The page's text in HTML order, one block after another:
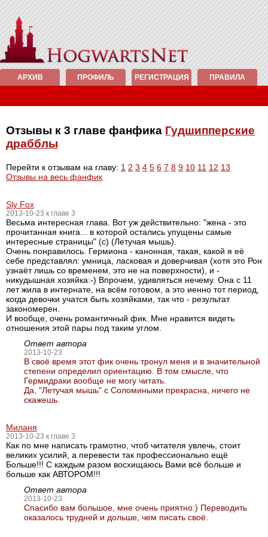
АРХИВ ПРОФИЛЬ РЕГИСТРАЦИЯ ПРАВИЛА
Отзывы к 3 главе фанфика Гудшипперские
драбблы
Перейти к отзывам на главу: 1 2 3 4 5 6 7 8 9 10 11 12 13
Отзывы на весь фанфик
Sly Fox
2013-10-23 к главе 3
Весьма интересная глава. Вот уж действительно: "жена - это
прочитанная книга... в которой остались упущены самые
интересные страницы" (с) (Летучая мышь).
Очень понравилось. Гермиона - канонная, такая, какой я её
себе представлял: умница, ласковая и доверчивая (хотя это Рон
узнаёт лишь со временем, это не на поверхности), и -
никудышная хозяйка:-) Впрочем, удивляться нечему. Она с 11
лет жила в интернате, на всём готовом, а это иенно тот период,
когда девочки учатся быть хозяйками, так что - результат
закономерен.
И вообще, очень романтичный фик. Мне нравится видеть
отношения этой пары под таким углом.
Ответ автора
2013-10-23
В своё время этот фик очень тронул меня и в значительной
степени определил ориентацию. В том смысле, что
Гермидраки вообще не могу читать.
Да, "Летучая мышь" с Соломиными прекрасна, ничего не
скажешь.
Миланя
2013-10-23 к главе 3
Как по мне написать грамотно, чтоб читателя увлечь, стоит
великих усилий, а перевести так профессионально ещё
Больше!!! С каждым разом восхищаюсь Вами всё больше и
больше как АВТОРОМ!!!
Ответ автора
2013-10-23
Спасибо вам большое, мне очень приятно:) Переводить
оказалось трудней и дольше, чем писать своё.